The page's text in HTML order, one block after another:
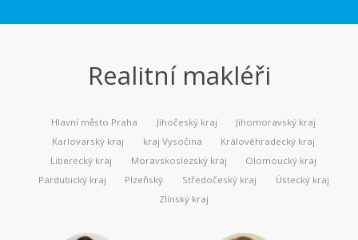
Realitní makléři
Hlavní město Praha Jihočeský kraj
Jihomoravský kraj
Karlovarský kraj
kraj Vysočina
Královéhradecký kraj
Liberecký kraj
Moravskoslezský kraj
Olomoucký kraj
Pardubický kraj
Plzeňský Středočeský kraj
Ústecký kraj
Zlínský kraj